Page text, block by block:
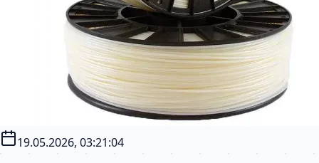
19.05.2026, 03:21:04